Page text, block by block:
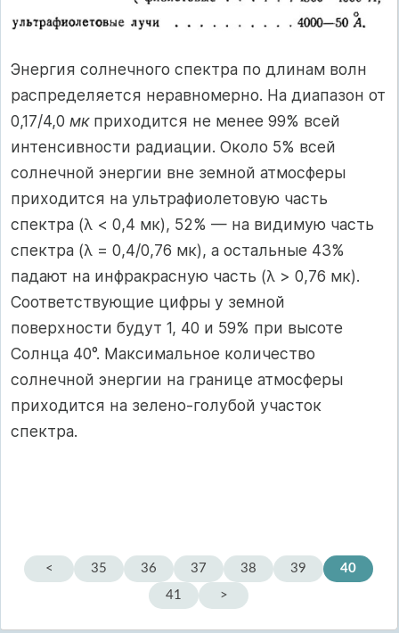
Энергия солнечного спектра по длинам волн
распределяется неравномерно. На диапазон от
0,17/4,0 мкприходится не менее 99% всей
интенсивности радиации. Около 5% всей
солнечной энергии вне земной атмосферы
приходится на ультрафиолетовую часть
спектра (λ < 0,4 мк), 52% — на видимую часть
спектра (λ = 0,4/0,76 мк), а остальные 43%
падают на инфракрасную часть (λ > 0,76 мк).
Соответствующие цифры у земной
поверхности будут 1, 40 и 59% при высоте
Солнца 40°. Максимальное количество
солнечной энергии на границе атмосферы
приходится на зелено-голубой участок
спектра.
< 35 36 37 38 39
40
41
>